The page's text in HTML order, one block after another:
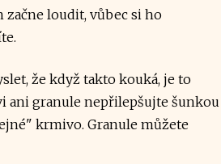
začne loudit, vůbec si ho
že když takto kouká, je to
ani granule nepřilepšujte šunkou
krmivo. Granule můžete